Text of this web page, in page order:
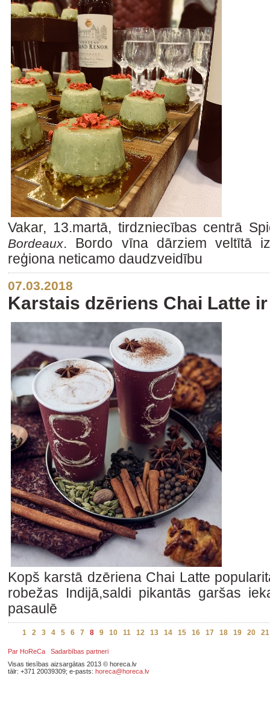
Vakar, 13.martā, tirdzniecības centrā
Bordeaux. Bordo vīna dārziem veltītā
reģiona neticamo daudzveidību
07.03.2018
Karstais dzēriens Chai Latte
Kopš karstā dzēriena Chai Latte
robežas Indijā,saldi pikantās garšas
pasaulē
1 2 3 4 5 6 7 8 9 10 11 12 13 14 15 16 17 18 19 20 21
Par HoReCa
Sadarbības partneri
Visas tiesības aizsargātas 2013 © horeca.lv
tālr: +371 20039309; e-pasts: horeca@horeca.lv